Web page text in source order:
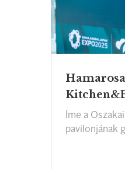
Íme a Oszakai
pavilonjának